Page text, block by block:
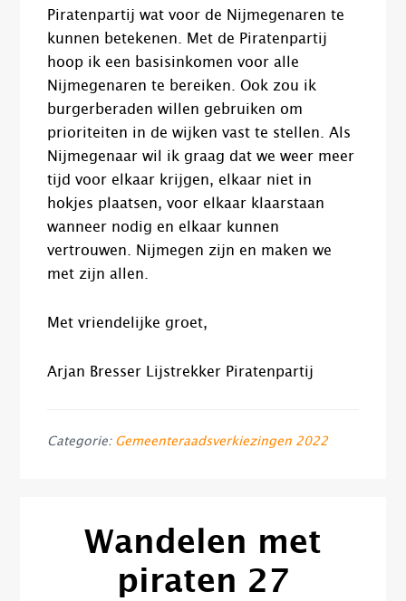
Piratenpartij wat voor de Nijmegenaren te
kunnen betekenen. Met de Piratenpartij
hoop ik een basisinkomen voor alle
Nijmegenaren te bereiken. Ook zou ik
burgerberaden willen gebruiken om
prioriteiten in de wijken vast te stellen. Als
Nijmegenaar wil ik graag dat we weer meer
tijd voor elkaar krijgen, elkaar niet in
hokjes plaatsen, voor elkaar klaarstaan
wanneer nodig en elkaar kunnen
vertrouwen. Nijmegen zijn en maken we
met zijn allen.
Met vriendelijke groet,
Arjan Bresser Lijstrekker Piratenpartij
Categorie: Gemeenteraadsverkiezingen 2022
Wandelen met
piraten 27